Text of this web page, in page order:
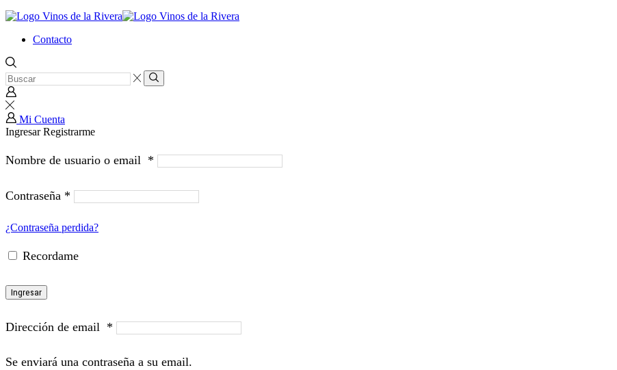
Contacto
Entrada
de
búsqueda
Búsqueda
Mi Cuenta
IngresarRegistrarme
Nombre de usuario o email *
Contraseña *
¿Contraseña perdida?
Recordame
Ingresar
Dirección de email *
Se enviará una contraseña a su email.